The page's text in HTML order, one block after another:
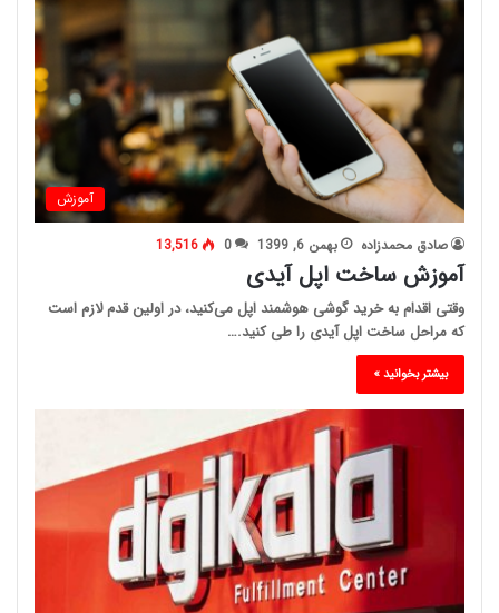
آموزش
صادق محمدزاده بهمن 6, 1399 0
13,516
آموزش ساخت اپل آیدی
وقتی اقدام به خرید گوشی هوشمند اپل می‌کنید، در اولین قدم لازم است
که مراحل ساخت اپل آیدی را طی کنید.…
بیشتر بخوانید »